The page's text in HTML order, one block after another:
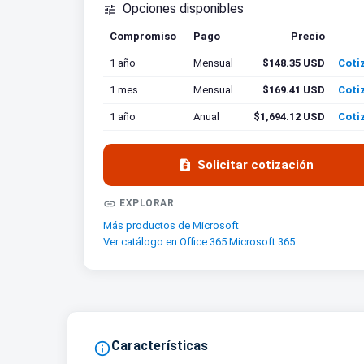
 Opciones disponibles
Compromiso Pago Precio
1 año
Mensual $148.35 USD
1 mes Mensual $169.41 USD
1 año Anual $1,694.12 USD
 Solicitar cotización
 EXPLORAR
Más productos de Microsoft
Ver catálogo en Office 365 Microsoft 365
Características